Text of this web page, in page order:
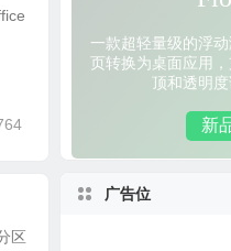
区
广告位